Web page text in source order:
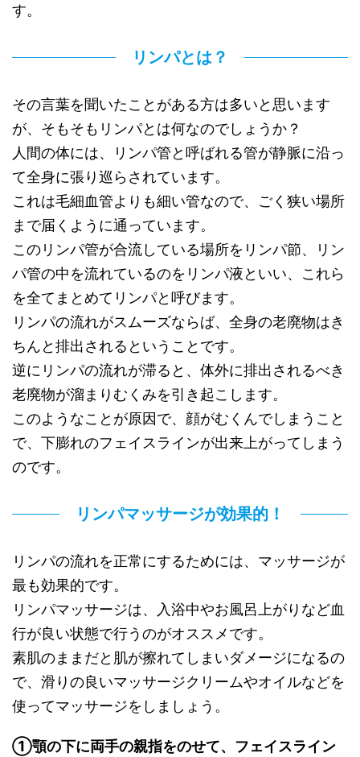
す。
リンパとは？
その言葉を聞いたことがある方は多いと思います
が、そもそもリンパとは何なのでしょうか？
人間の体には、リンパ管と呼ばれる管が静脈に沿っ
て全身に張り巡らされています。
これは毛細血管よりも細い管なので、ごく狭い場所
まで届くように通っています。
このリンパ管が合流している場所をリンパ節、リン
パ管の中を流れているのをリンパ液といい、これら
を全てまとめてリンパと呼びます。
リンパの流れがスムーズならば、全身の老廃物はき
ちんと排出されるということです。
逆にリンパの流れが滞ると、体外に排出されるべき
老廃物が溜まりむくみを引き起こします。
このようなことが原因で、顔がむくんでしまうこと
で、下膨れのフェイスラインが出来上がってしまう
のです。
リンパマッサージが効果的！
リンパの流れを正常にするためには、マッサージが
最も効果的です。
リンパマッサージは、入浴中やお風呂上がりなど血
行が良い状態で行うのがオススメです。
素肌のままだと肌が擦れてしまいダメージになるの
で、滑りの良いマッサージクリームやオイルなどを
使ってマッサージをしましょう。
①顎の下に両手の親指をのせて、フェイスライン